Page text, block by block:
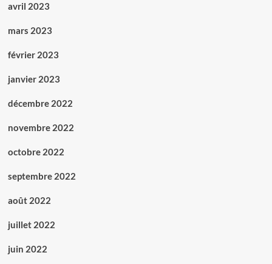
avril 2023
mars 2023
février 2023
janvier 2023
décembre 2022
novembre 2022
octobre 2022
septembre 2022
août 2022
juillet 2022
juin 2022